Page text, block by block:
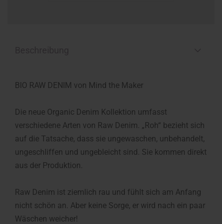
BIO RAW DENIM von Mind the Maker
Die neue Organic Denim Kollektion umfasst
verschiedene Arten von Raw Denim. „Roh“ bezieht sich
auf die Tatsache, dass sie ungewaschen, unbehandelt,
ungeschliffen und ungebleicht sind. Sie kommen direkt
aus der Produktion.
Raw Denim ist ziemlich rau und fühlt sich am Anfang
nicht schön an. Aber keine Sorge, er wird nach ein paar
Wäschen weicher!